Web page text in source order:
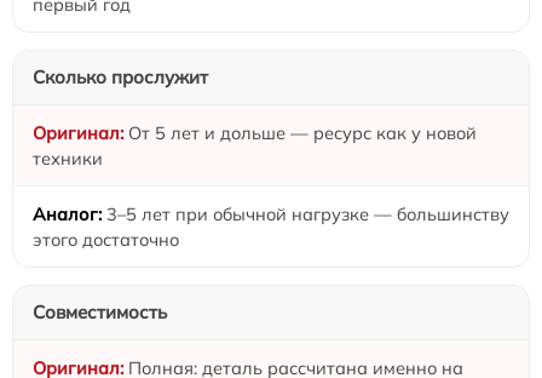
Сколько прослужит
От 5 лет и дольше — ресурс как у новой
техники
3–5 лет при обычной нагрузке — большинству
этого достаточно
Совместимость
Полная: деталь рассчитана именно на